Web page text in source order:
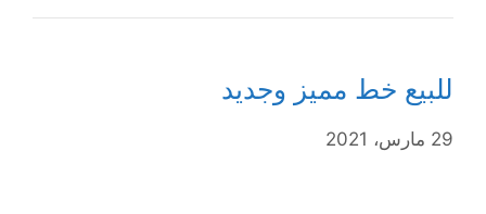
للبيع خط مميز وجديد
29 مارس، 2021